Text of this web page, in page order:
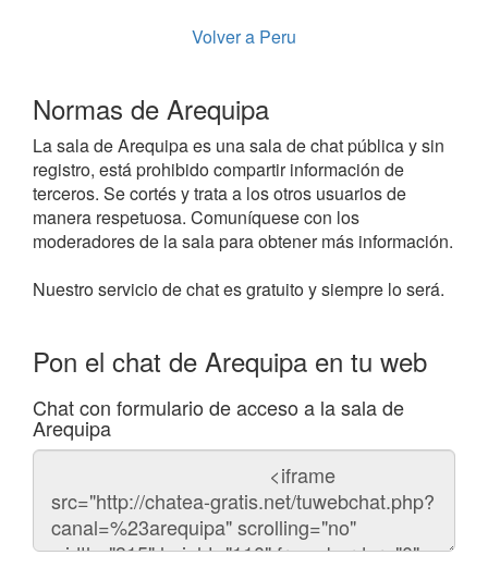
Volver a Peru
Normas de Arequipa
La sala de Arequipa es una sala de chat pública y sin
registro, está prohibido compartir información de
terceros. Se cortés y trata a los otros usuarios de
manera respetuosa. Comuníquese con los
moderadores de la sala para obtener más información.
Nuestro servicio de chat es gratuito y siempre lo será.
Pon el chat de Arequipa en tu web
Chat con formulario de acceso a la sala de
Arequipa
Código
chat